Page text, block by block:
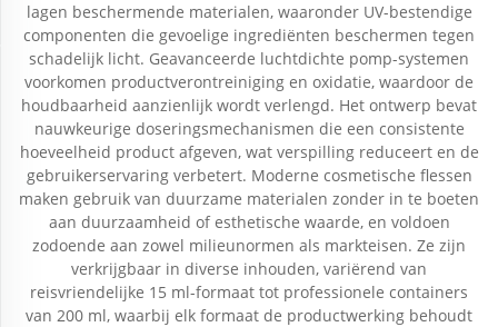
lagen beschermende materialen, waaronder UV-bestendige
componenten die gevoelige ingrediënten beschermen tegen
schadelijk licht. Geavanceerde luchtdichte pomp-systemen
voorkomen productverontreiniging en oxidatie, waardoor de
houdbaarheid aanzienlijk wordt verlengd. Het ontwerp bevat
nauwkeurige doseringsmechanismen die een consistente
hoeveelheid product afgeven, wat verspilling reduceert en de
gebruikerservaring verbetert. Moderne cosmetische flessen
maken gebruik van duurzame materialen zonder in te boeten
aan duurzaamheid of esthetische waarde, en voldoen
zodoende aan zowel milieunormen als markteisen. Ze zijn
verkrijgbaar in diverse inhouden, variërend van
reisvriendelijke 15 ml-formaat tot professionele containers
van 200 ml, waarbij elk formaat de productwerking behoudt